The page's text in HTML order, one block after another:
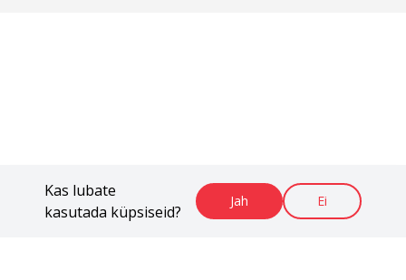
Kas lubate
kasutada küpsiseid?
Jah Ei